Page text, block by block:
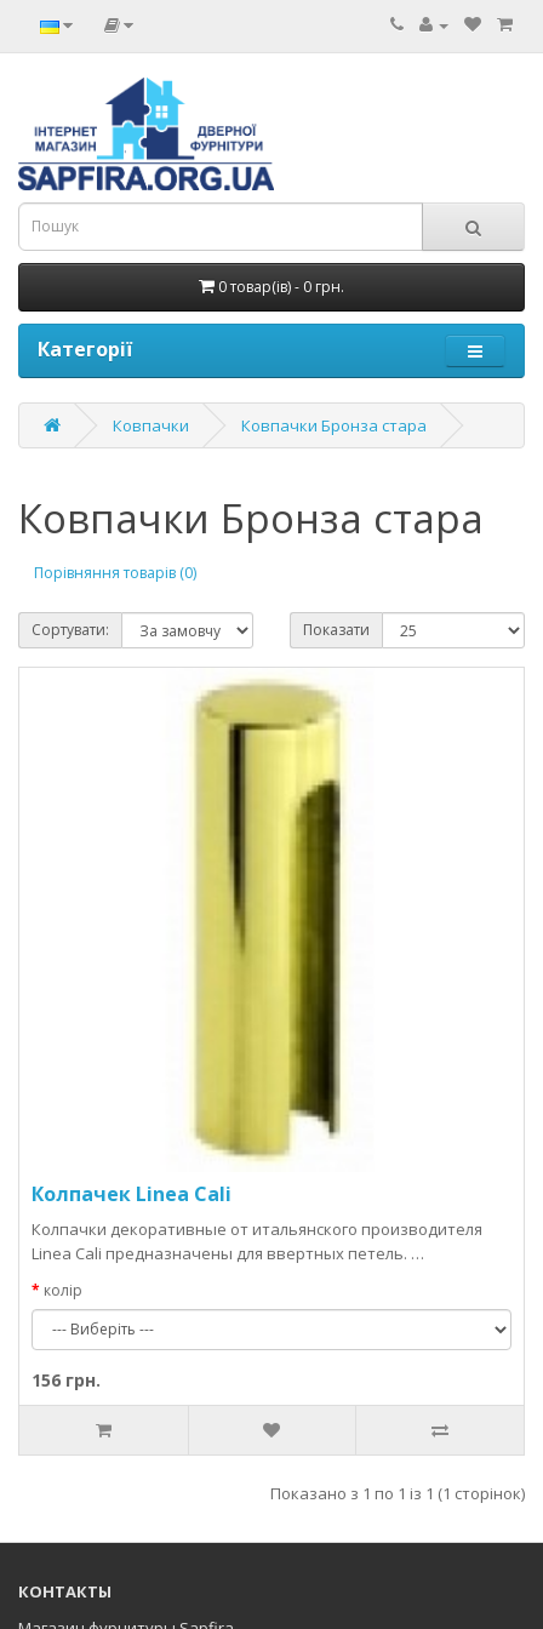
0 товар(ів) - 0 грн.
Категорії
Ковпачки Ковпачки Бронза стара
Ковпачки Бронза стара
Порівняння товарів (0)
Сортувати: Показати
Колпачек Linea Cali
Колпачки декоративные от итальянского производителя
Linea Cali предназначены для ввертных петель. …
колір
156 грн.
Показано з 1 по 1 із 1 (1 сторінок)
КОНТАКТЫ